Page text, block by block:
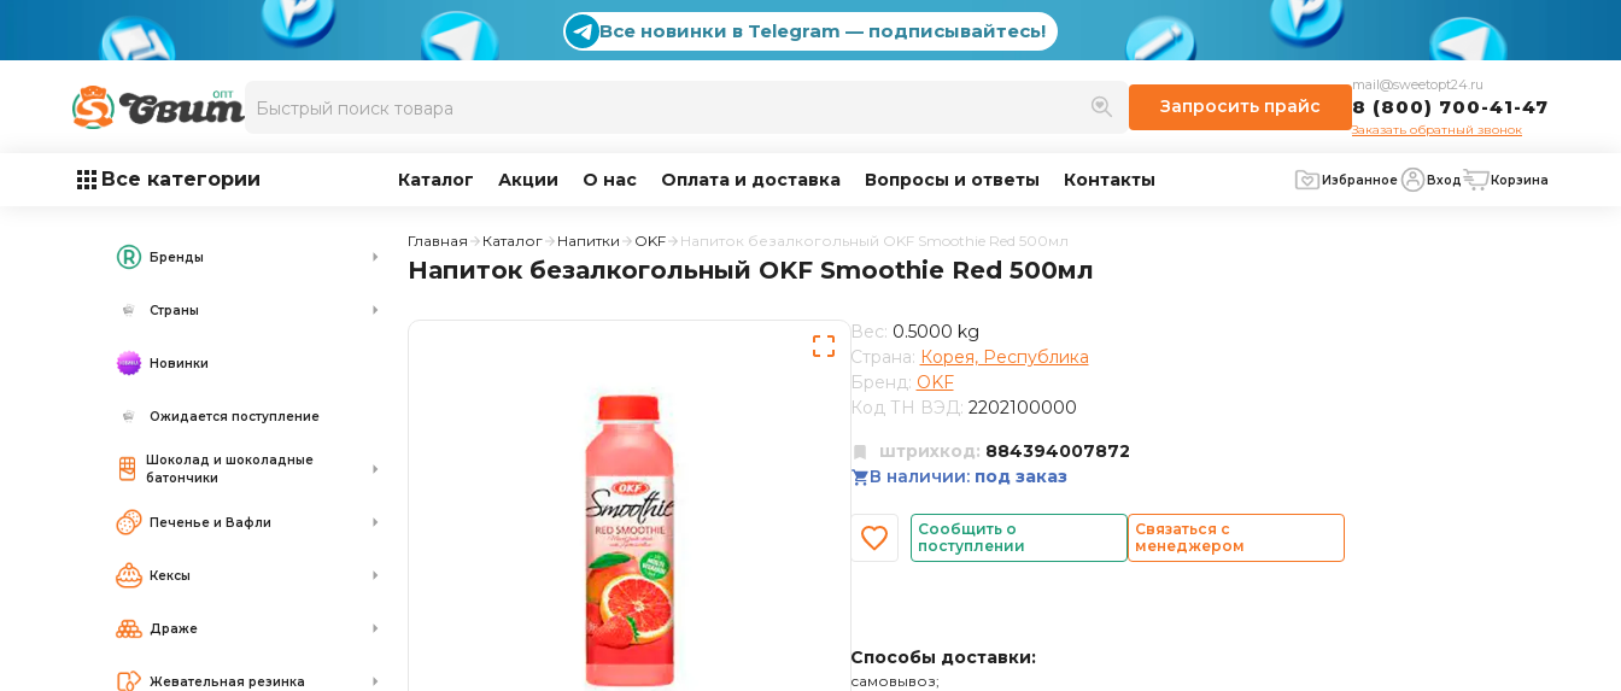
Все новинки в Telegram — подписывайтесь!
Запросить прайс
mail@sweetopt24.ru
8 (800) 700-41-47
Заказать обратный звонок
Все категории Каталог Акции О нас Оплата и доставка Вопросы и ответы Контакты Избранное Вход Корзина
Бренды
Страны
Новинки
Ожидается поступление
Шоколад и шоколадные
батончики
Печенье и Вафли
Кексы
Драже
Жевательная резинка
Главная Каталог Напитки OKF Напиток безалкогольный OKF Smoothie Red 500мл
Напиток безалкогольный OKF Smoothie Red 500мл
Вес: 0.5000 kg
Страна: Корея, Республика
Бренд: OKF
Код ТН ВЭД: 2202100000
штрихкод: 884394007872
В наличии: под заказ
Сообщить о
поступлении
Связаться с
менеджером
Способы доставки:
самовывоз;